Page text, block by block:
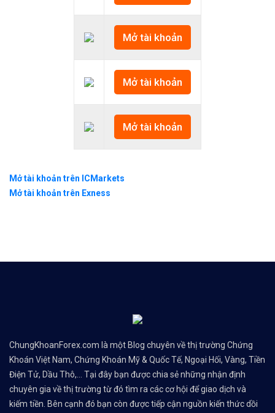
Mở tài khoản
Mở tài khoản
Mở tài khoản
Mở tài khoản trên ICMarkets
Mở tài khoản trên Exness
ChungKhoanForex.com là một Blog chuyên về thị trường Chứng
Khoán Việt Nam, Chứng Khoán Mỹ & Quốc Tế, Ngoại Hối, Vàng, Tiền
Điện Tử, Dầu Thô,... Tại đây bạn được chia sẻ những nhận định
chuyên gia về thị trường từ đó tìm ra các cơ hội để giao dịch và
kiếm tiền. Bên cạnh đó bạn còn được tiếp cận nguồn kiến thức dồi